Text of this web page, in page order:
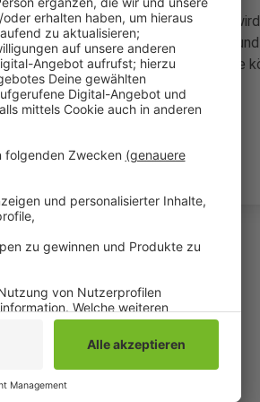
das Oktoberfest, rund 10.000 Euro,
gespendet. Auch in Kuckum
Oktoberfeste statt! Interessierte